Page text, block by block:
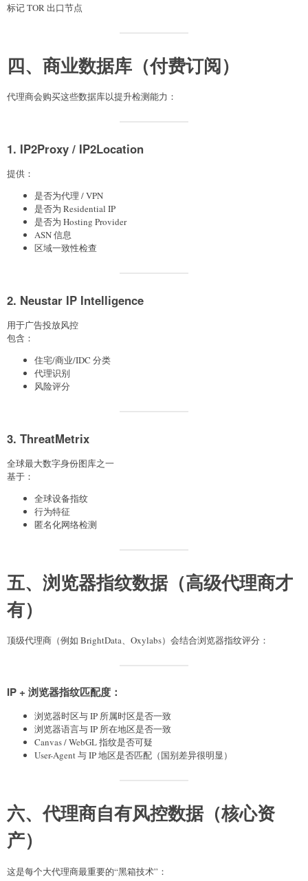
标记 TOR 出口节点
四、商业数据库（付费订阅）
代理商会购买这些数据库以提升检测能力：
1. IP2Proxy / IP2Location
提供：
是否为代理 / VPN
是否为 Residential IP
是否为 Hosting Provider
ASN 信息
区域一致性检查
2. Neustar IP Intelligence
用于广告投放风控
包含：
住宅/商业/IDC 分类
代理识别
风险评分
3. ThreatMetrix
全球最大数字身份图库之一
基于：
全球设备指纹
行为特征
匿名化网络检测
五、浏览器指纹数据（高级代理商才
有）
顶级代理商（例如 BrightData、Oxylabs）会结合浏览器指纹评分：
IP + 浏览器指纹匹配度：
浏览器时区与 IP 所属时区是否一致
浏览器语言与 IP 所在地区是否一致
Canvas / WebGL 指纹是否可疑
User-Agent 与 IP 地区是否匹配（国别差异很明显）
六、代理商自有风控数据（核心资
产）
这是每个大代理商最重要的“黑箱技术”：